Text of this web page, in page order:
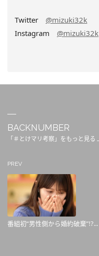
Twitter @mizuki32k
Instagram @mizuki32k
BACKNUMBER
「＃とけマリ考察」をもっと見る
PREV
番組初“男性側から婚約破棄”!?...